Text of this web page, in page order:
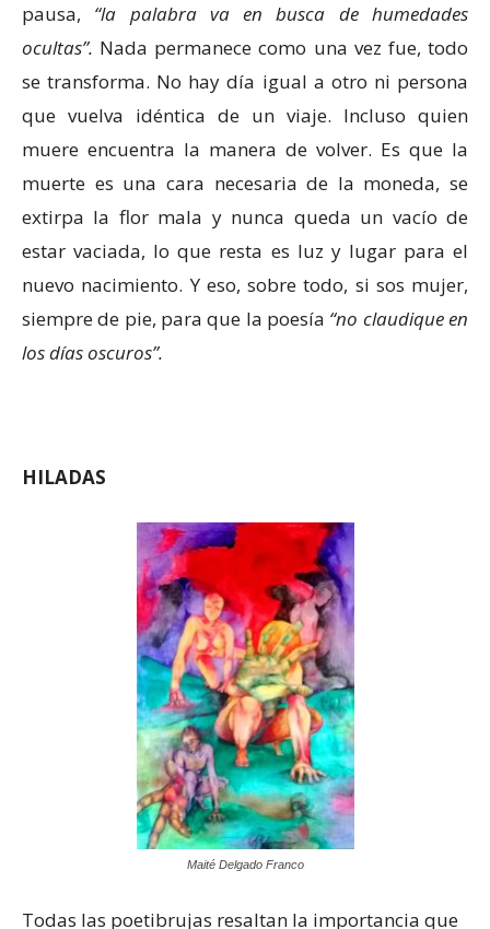
pausa, “la palabra va en busca de humedades
ocultas”. Nada permanece como una vez fue, todo
se transforma. No hay día igual a otro ni persona
que vuelva idéntica de un viaje. Incluso quien
muere encuentra la manera de volver. Es que la
muerte es una cara necesaria de la moneda, se
extirpa la flor mala y nunca queda un vacío de
estar vaciada, lo que resta es luz y lugar para el
nuevo nacimiento. Y eso, sobre todo, si sos mujer,
siempre de pie, para que la poesía “no claudique en
los días oscuros”.
HILADAS
Maité Delgado Franco
Todas las poetibrujas resaltan la importancia que